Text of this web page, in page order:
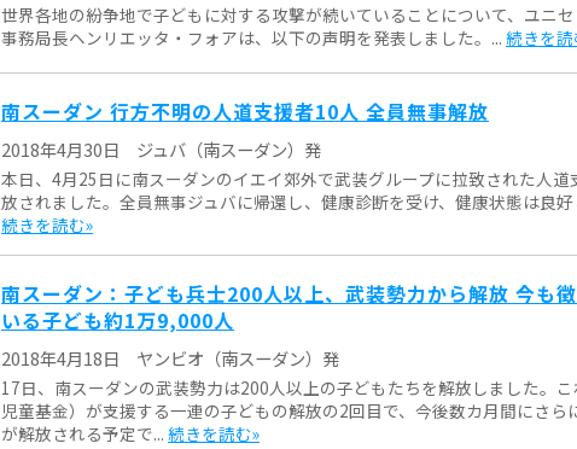
世界各地の紛争地で子どもに対する攻撃が続いていることについて、ユニセ
事務局長ヘンリエッタ・フォアは、以下の声明を発表しました。... 続きを読
南スーダン 行方不明の人道支援者10人 全員無事解放
2018年4月30日 ジュバ（南スーダン）発
本日、4月25日に南スーダンのイエイ郊外で武装グループに拉致された人
放されました。全員無事ジュバに帰還し、健康診断を受け、健康状態は良好
続きを読む»
南スーダン：子ども兵士200人以上、武装勢力から解放 今も
いる子ども約1万9,000人
2018年4月18日 ヤンビオ（南スーダン）発
17日、南スーダンの武装勢力は200人以上の子どもたちを解放しました。
児童基金）が支援する一連の子どもの解放の2回目で、今後数カ月間にさら
が解放される予定で... 続きを読む»